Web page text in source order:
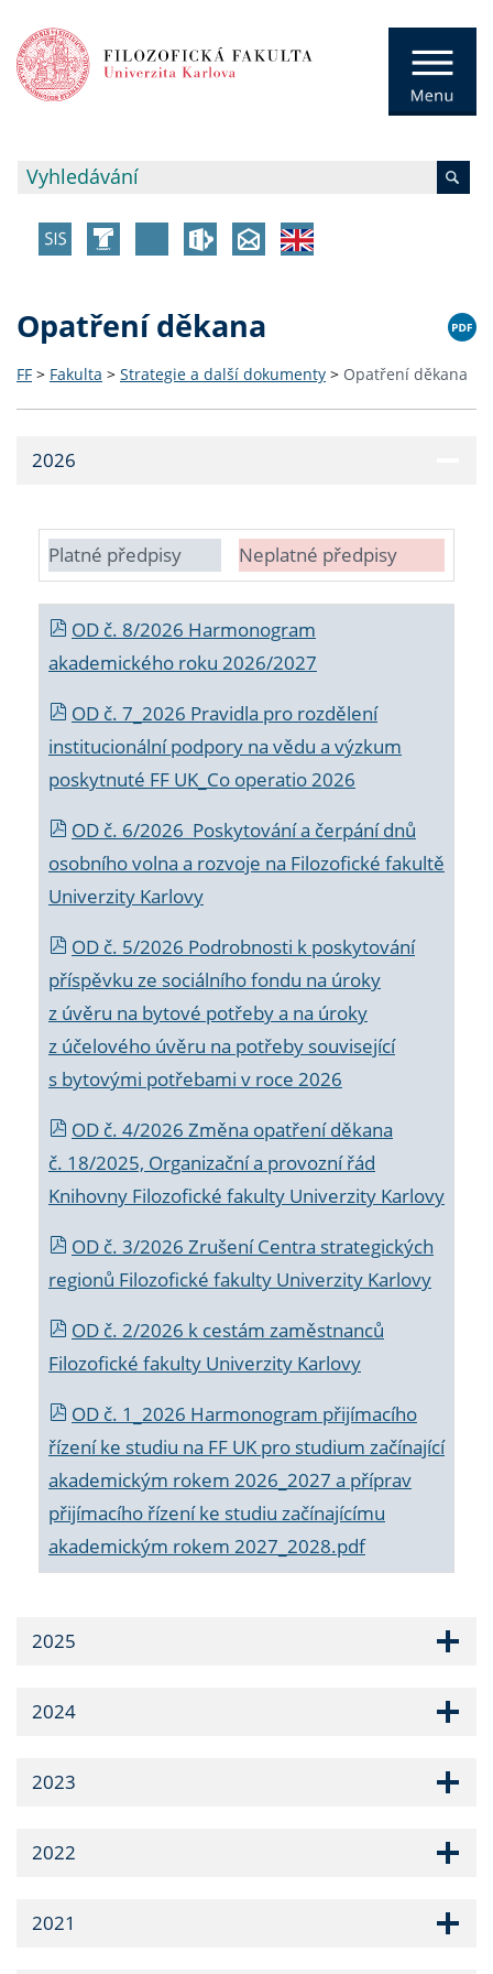
Opatření děkana
FF > Fakulta > Strategie a další dokumenty > Opatření děkana
2026
Platné předpisy Neplatné předpisy
OD č. 8/2026 Harmonogram
akademického roku 2026/2027
OD č. 7_2026 Pravidla pro rozdělení
institucionální podpory na vědu a výzkum
poskytnuté FF UK_Co operatio 2026
OD č. 6/2026 Poskytování a čerpání dnů
osobního volna a rozvoje na Filozofické fakultě
Univerzity Karlovy
OD č. 5/2026 Podrobnosti k poskytování
příspěvku ze sociálního fondu na úroky
z úvěru na bytové potřeby a na úroky
z účelového úvěru na potřeby související
s bytovými potřebami v roce 2026
OD č. 4/2026 Změna opatření děkana
č. 18/2025, Organizační a provozní řád
Knihovny Filozofické fakulty Univerzity Karlovy
OD č. 3/2026 Zrušení Centra strategických
regionů Filozofické fakulty Univerzity Karlovy
OD č. 2/2026 k cestám zaměstnanců
Filozofické fakulty Univerzity Karlovy
OD č. 1_2026 Harmonogram přijímacího
řízení ke studiu na FF UK pro studium začínající
akademickým rokem 2026_2027 a příprav
přijímacího řízení ke studiu začínajícímu
akademickým rokem 2027_2028.pdf
2025
2024
2023
2022
2021